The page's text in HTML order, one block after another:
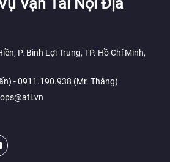
P. Bình Lợi Trung, TP. Hồ Chí Minh,
- 0911.190.938 (Mr. Thắng)